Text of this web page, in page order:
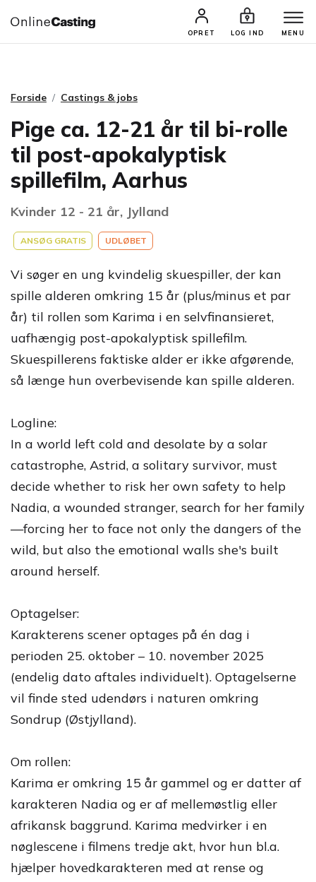
OPRET LOG IND MENU
CASTINGS & JOBS SØG PROFIL
Forside Castings & jobs
Pige ca. 12-21 år til bi-rolle
til post-apokalyptisk
spillefilm, Aarhus
Kvinder 12 - 21 år, Jylland
ANSØG GRATIS UDLØBET
Vi søger en ung kvindelig skuespiller, der kan
spille alderen omkring 15 år (plus/minus et par
år) til rollen som Karima i en selvfinansieret,
uafhængig post-apokalyptisk spillefilm.
Skuespillerens faktiske alder er ikke afgørende,
så længe hun overbevisende kan spille alderen.
Logline:
In a world left cold and desolate by a solar
catastrophe, Astrid, a solitary survivor, must
decide whether to risk her own safety to help
Nadia, a wounded stranger, search for her family
—forcing her to face not only the dangers of the
wild, but also the emotional walls she's built
around herself.
Optagelser:
Karakterens scener optages på én dag i
perioden 25. oktober – 10. november 2025
(endelig dato aftales individuelt). Optagelserne
vil finde sted udendørs i naturen omkring
Sondrup (Østjylland).
Om rollen:
Karima er omkring 15 år gammel og er datter af
karakteren Nadia og er af mellemøstlig eller
afrikansk baggrund. Karima medvirker i en
nøglescene i filmens tredje akt, hvor hun bl.a.
hjælper hovedkarakteren med at rense og